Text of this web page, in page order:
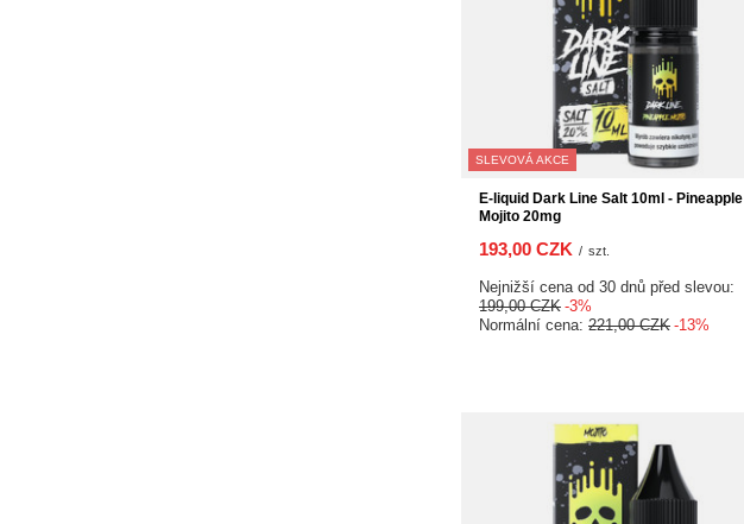
SLEVOVÁ AKCE
E-liquid Dark Line Salt 10ml - Pineapple
Mojito 20mg
193,00 CZK / szt.
Nejnižší cena od 30 dnů před slevou:
199,00 CZK -3%
Normální cena: 221,00 CZK -13%